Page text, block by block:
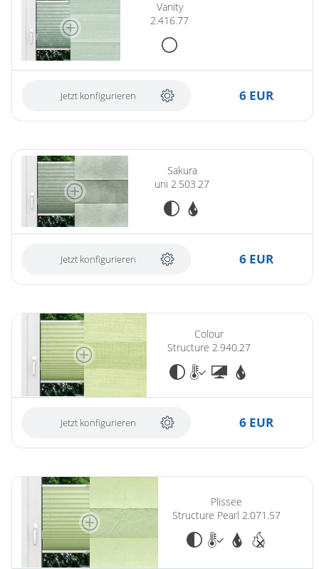
Vanity
2.416.77
Jetzt konfigurieren 6 EUR
Sakura
uni 2.503.27
Jetzt konfigurieren 6 EUR
Colour
Structure 2.940.27
Jetzt konfigurieren 6 EUR
Plissee
Structure Pearl 2.071.57